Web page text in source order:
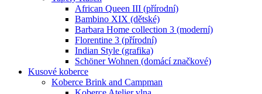
African Queen III (přírodní)
Bambino XIX (dětské)
Barbara Home collection 3 (moderní)
Florentine 3 (přírodní)
Indian Style (grafika)
Schöner Wohnen (domácí značkové)
Kusové koberce
Koberce Brink and Campman